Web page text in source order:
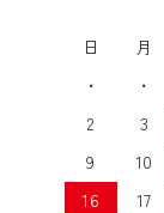
日 月
・
・
2
3
9
10
16
17